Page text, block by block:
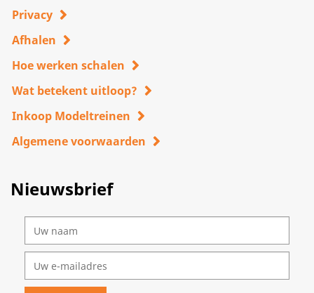
Privacy
Afhalen
Hoe werken schalen
Wat betekent uitloop?
Inkoop Modeltreinen
Algemene voorwaarden
Nieuwsbrief